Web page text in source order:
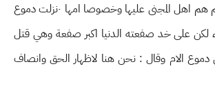
ان من يتحدث معهم هم اهل المجنى عليها وخصوصا امها ٠نزلت دموع
لكن على خد صفعته الدنيا اكبر صفعة وهي قتل
سالم الى دموع الام وقال : نحن هنا لاظهار الحق وانصاف